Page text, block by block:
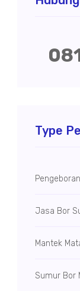
Type
Jasa Bor
Mantek
Sumur Bor